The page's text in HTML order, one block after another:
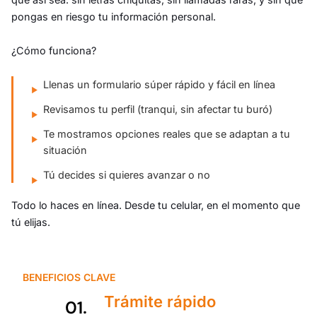
pongas en riesgo tu información personal.
¿Cómo funciona?
Llenas un formulario súper rápido y fácil en línea
Revisamos tu perfil (tranqui, sin afectar tu buró)
Te mostramos opciones reales que se adaptan a tu
situación
Tú decides si quieres avanzar o no
Todo lo haces en línea. Desde tu celular, en el momento que
tú elijas.
BENEFICIOS CLAVE
Trámite rápido